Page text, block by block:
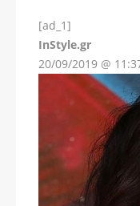
[ad_1]
InStyle.gr
20/09/2019 @